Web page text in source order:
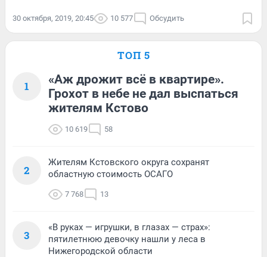
30 октября, 2019, 20:45 10 577 Обсудить
ТОП 5
1
«Аж дрожит всё в квартире».
Грохот в небе не дал выспаться
жителям Кстово
10 619 58
2
Жителям Кстовского округа сохранят
областную стоимость ОСАГО
7 768 13
3
«В руках — игрушки, в глазах — страх»:
пятилетнюю девочку нашли у леса в
Нижегородской области